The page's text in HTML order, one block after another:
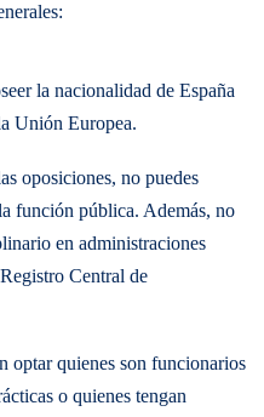
la nacionalidad de España
Unión Europea.
oposiciones, no puedes
función pública. Además, no
en administraciones
Central de
optar quienes son funcionarios
o quienes tengan